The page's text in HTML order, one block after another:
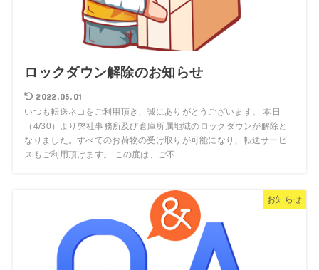
ロックダウン解除のお知らせ
2022.05.01
いつも転送ネコをご利用頂き、誠にありがとうございます。 本日
（4/30）より弊社事務所及び倉庫所属地域のロックダウンが解除と
なりました。すべてのお荷物の受け取りが可能になり、転送サービ
スもご利用頂けます。 この度は、ご不...
お知らせ